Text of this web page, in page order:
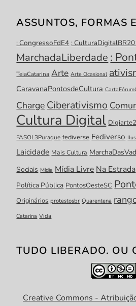
ASSUNTOS, FORMAS
: CongressoFdE4 :
MarchadaLiberdade :
TeiaCatarina Arte Arte Ocasional
CaravanaPontosdeCultura
Charge Ciberativismo
Cultura Digital Digiarte2
FASOL3Puraque fediverse Fediverso
Laicidade Mais Cultura
Sociais Mídia Mídia Livre Na Estrada
Política Pública PontosOesteSC
Originários protestosbr Quarentena
Catarina Vida
TUDO LIBERADO. OU
Creative Commons -